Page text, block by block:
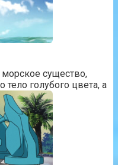
существо,
голубого цвета, а